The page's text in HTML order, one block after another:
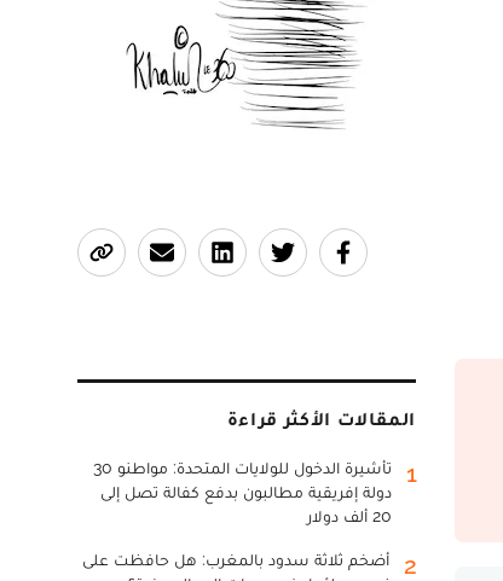
المقالات الأكثر قراءة
1
تأشيرة الدخول للولايات المتحدة: مواطنو 30
دولة إفريقية مطالبون بدفع كفالة تصل إلى
20 ألف دولار
2
أضخم ثلاثة سدود بالمغرب: هل حافظت على